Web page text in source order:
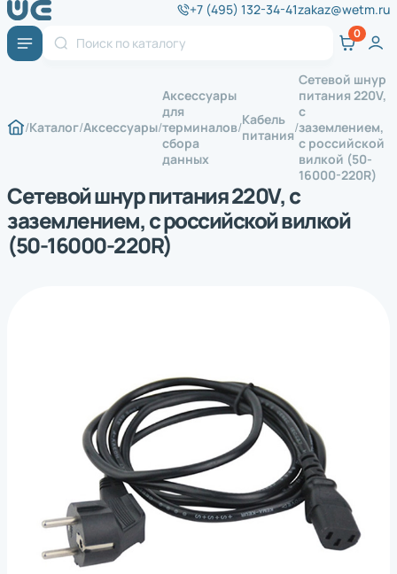
+7 (495) 132-34-41zakaz@wetm.ru
Каталог Аксессуары
Аксессуары
для
терминалов
сбора
данных
Кабель
питания
Сетевой шнур
питания 220V,
с
заземлением,
с российской
вилкой (50-
16000-220R)
Сетевой шнур питания 220V, с
заземлением, с российской вилкой
(50-16000-220R)